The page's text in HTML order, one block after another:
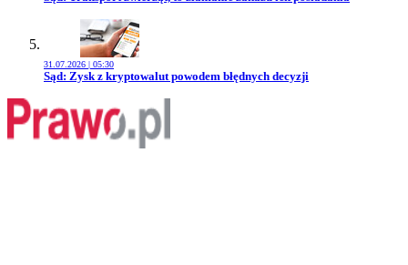
31.07.2026 | 05:30
Przejdź do artykułu:
Sąd: Zysk z kryptowalut powodem błędnych decyzji